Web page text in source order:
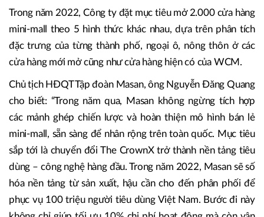
Trong năm 2022, Công ty đặt mục tiêu mở 2.000 cửa hàng
mini-mall theo 5 hình thức khác nhau, dựa trên phân tích
đặc trưng của từng thành phố, ngoại ô, nông thôn ở các
cửa hàng mới mở cũng như cửa hàng hiện có của WCM.
Chủ tịch HĐQT Tập đoàn Masan, ông Nguyễn Đăng Quang
cho biết: “Trong năm qua, Masan không ngừng tích hợp
các mảnh ghép chiến lược và hoàn thiện mô hình bán lẻ
mini-mall, sẵn sàng để nhân rộng trên toàn quốc. Mục tiêu
sắp tới là chuyển đổi The CrownX trở thành nền tảng tiêu
dùng – công nghệ hàng đầu. Trong năm 2022, Masan sẽ số
hóa nền tảng từ sản xuất, hậu cần cho đến phân phối để
phục vụ 100 triệu người tiêu dùng Việt Nam. Bước đi này